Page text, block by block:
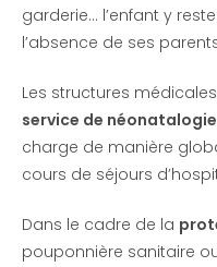
garderie… l’enfant y
l’absence de ses
Les structures
service de néonatalogie
charge de manière
cours de séjours
Dans le cadre de la
pouponnière sanitaire